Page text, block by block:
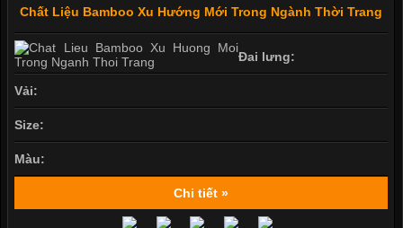
Chất Liệu Bamboo Xu Hướng Mới Trong Ngành Thời Trang
Đai lưng:
Vải:
Size:
Màu:
Chi tiết »